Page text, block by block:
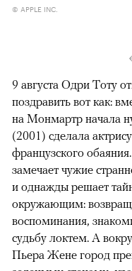
© APPLE INC.
9 августа Одри Тоту
поздравить вот как:
на Монмартр начала
(2001) сделала
французского
замечает чужие
и однажды решает
окружающим:
воспоминания,
судьбу локтем. А
Пьера Жене город